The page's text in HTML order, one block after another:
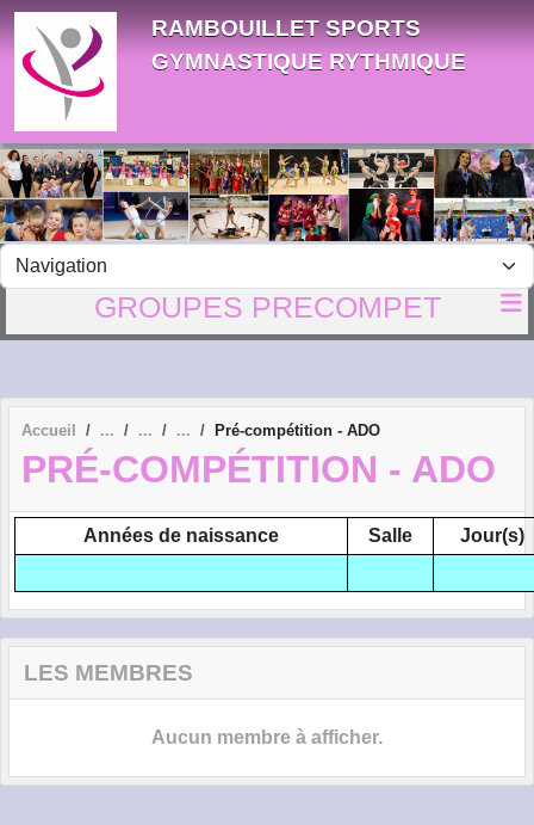
RAMBOUILLET SPORTS
GYMNASTIQUE RYTHMIQUE
GROUPES PRECOMPET
Accueil Pré-compétition - ADO
PRÉ-COMPÉTITION - ADO
Années de naissance Salle Jour(s)
LES MEMBRES
Aucun membre à afficher.
Panneau de gestion des cookies